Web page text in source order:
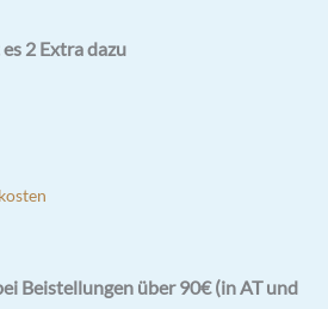
2 Extra dazu
Beistellungen über 90€ (in AT und